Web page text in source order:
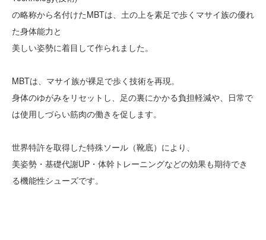
の略称から名付けたMBTは、土の上を素足で歩くマサイ族の優れ
た身体能力と
美しい姿勢に着目して作られました。
MBTは、マサイ族が裸足で歩く技術を再現。
身体のゆがみをリセットし、足の裏にかかる負担軽減や、日常で
は使用しづらい筋肉の働きを促します。
世界特許を取得した特殊ソール（靴底）により、
美姿勢・基礎代謝UP・体幹トレーニングなどの効果も期待でき
る機能性シューズです。